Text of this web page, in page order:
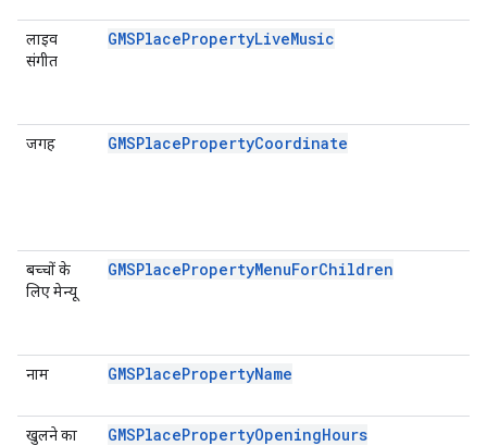
लाइव
संगीत
GMSPlacePropertyLiveMusic
जगह GMSPlacePropertyCoordinate
बच्चों के
लिए मेन्यू
GMSPlacePropertyMenuForChildren
नाम GMSPlacePropertyName
खुलने का
GMSPlacePropertyOpeningHours